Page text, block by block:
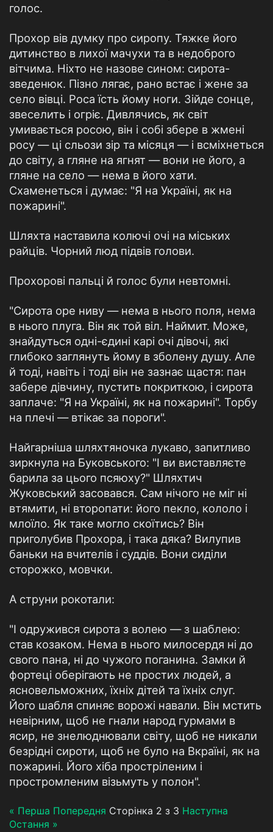
голос.
Прохор вів думку про сиропу. Тяжке його
дитинство в лихої мачухи та в недоброго
вітчима. Ніхто не назове сином: сирота-
зведенюк. Пізно лягає, рано встає і жене за
село вівці. Роса їсть йому ноги. Зійде сонце,
звеселить і огріє. Дивлячись, як світ
умивається росою, він і собі збере в жмені
росу — ці сльози зір та місяця — і всміхнеться
до світу, а гляне на ягнят — вони не його, а
гляне на село — нема в його хати.
Схаменеться і думає: "Я на Україні, як на
пожарині".
Шляхта наставила колючі очі на міських
райців. Чорний люд підвів голови.
Прохорові пальці й голос були невтомні.
"Сирота оре ниву — нема в нього поля, нема
в нього плуга. Він як той віл. Наймит. Може,
знайдуться одні-єдині карі очі дівочі, які
глибоко заглянуть йому в зболену душу. Але
й тоді, навіть і тоді він не зазнає щастя: пан
забере дівчину, пустить покриткою, і сирота
заплаче: "Я на Україні, як на пожарині". Торбу
на плечі — втікає за пороги".
Найгарніша шляхтяночка лукаво, запитливо
зиркнула на Буковського: "І ви виставляєте
барила за цього псяюху?" Шляхтич
Жуковський засовався. Сам нічого не міг ні
втямити, ні второпати: його пекло, кололо і
млоїло. Як таке могло скоїтись? Він
приголубив Прохора, і така дяка? Вилупив
баньки на вчителів і суддів. Вони сиділи
сторожко, мовчки.
А струни рокотали:
"І одружився сирота з волею — з шаблею:
став козаком. Нема в нього милосердя ні до
свого пана, ні до чужого поганина. Замки й
фортеці оберігають не простих людей, а
ясновельможних, їхніх дітей та їхніх слуг.
Його шабля спиняє ворожі навали. Він мстить
невірним, щоб не гнали народ гурмами в
ясир, не знелюднювали світу, щоб не никали
безрідні сироти, щоб не було на Вкраїні, як на
пожарині. Його хіба простріленим і
простромленим візьмуть у полон".
« Перша Попередня Сторінка 2 з 3 Наступна
Остання »